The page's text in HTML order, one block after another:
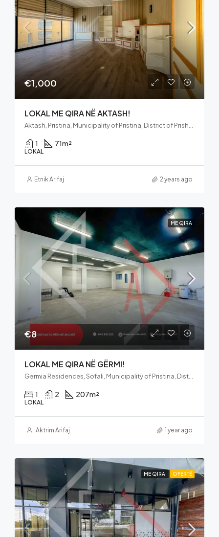
€1,000
LOKAL ME QIRA NË AKTASH!
Aktash, Pristina, Municipality of Pristina, District of Prishtina, 10060, Kosovo
1 71m²
LOKAL
Etnik Arifaj 2 years ago
ME QIRA
€8
LOKAL ME QIRA NË GËRMI!
Gërmia Residences, Sofali, Municipality of Pristina, District of Prishtina, Kosovo
1 2 207m²
LOKAL
,Aktrim Arifaj 1 year ago
ME QIRA OFERTË